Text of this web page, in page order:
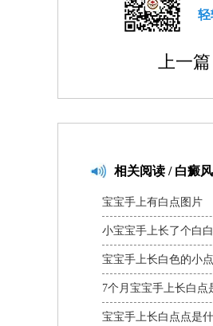
轻
上一篇
相关阅读 / 白癜
宝宝手上有白点图片
小宝宝手上长了个白
宝宝手上长白色的小
7个月宝宝手上长白点
宝宝手上长白点点是